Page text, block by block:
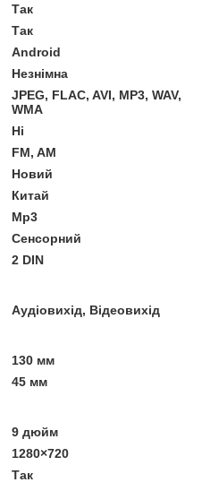
Так
Так
Android
Незнімна
JPEG, FLAC, AVI, MP3, WAV,
WMA
Ні
FM, AM
Новий
Китай
Mp3
Сенсорний
2 DIN
Аудіовихід, Відеовихід
130 мм
45 мм
9 дюйм
1280×720
Так